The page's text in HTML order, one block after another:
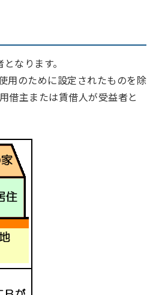
なります。
用のために設定されたものを除
借主または賃借人が受益者と